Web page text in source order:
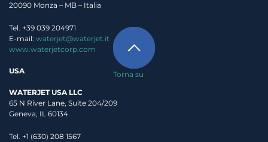
Torna su
20090 Monza – MB – Italia
Tel. +39 039 204971
E-mail: waterjet@waterjet.it
www.waterjetcorp.com
USA
WATERJET USA LLC
65 N River Lane, Suite 204/209
Geneva, IL 60134
Tel. +1 (630) 208 1567